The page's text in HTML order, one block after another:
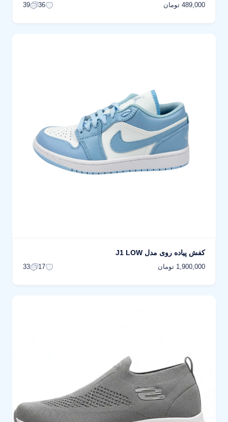
489,000 تومان 36
39
کفش پیاده روی مدل J1 LOW
1,900,000 تومان 17
33